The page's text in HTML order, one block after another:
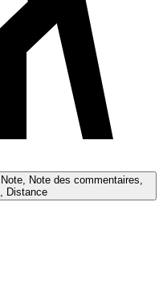
Note des commentaires,
Distance